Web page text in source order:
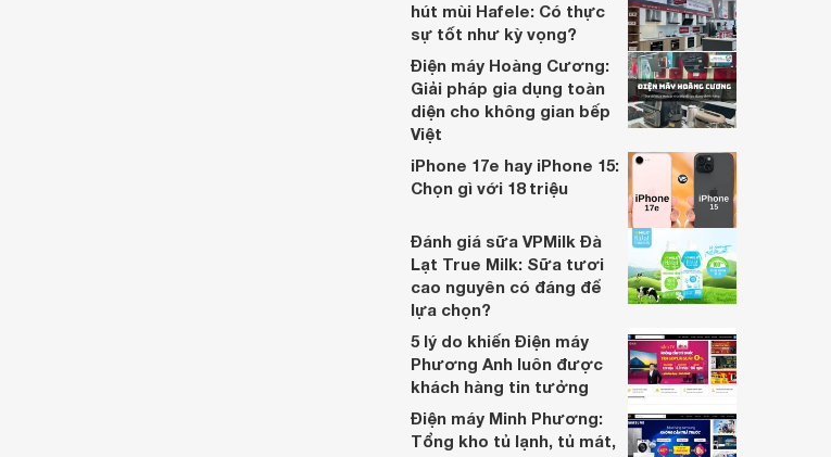
Bosch, Demax, Hubert và Giovani.
hút mùi Hafele: Có thực
sự tốt như kỳ vọng?
Điện máy Hoàng Cương:
Giải pháp gia dụng toàn
diện cho không gian bếp
Việt
iPhone 17e hay iPhone 15:
Chọn gì với 18 triệu
Đánh giá sữa VPMilk Đà
Lạt True Milk: Sữa tươi
cao nguyên có đáng để
lựa chọn?
5 lý do khiến Điện máy
Phương Anh luôn được
khách hàng tin tưởng
Điện máy Minh Phương:
Tổng kho tủ lạnh, tủ mát,